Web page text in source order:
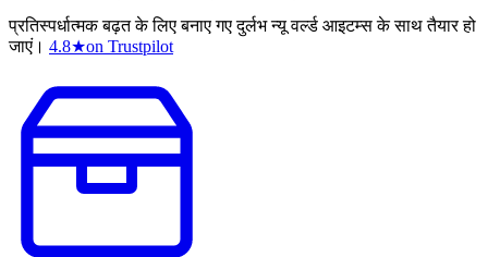
प्रतिस्पर्धात्मक बढ़त के लिए बनाए गए दुर्लभ न्यू वर्ल्ड आइटम्स के साथ तैयार हो
जाएं। 4.8★on Trustpilot